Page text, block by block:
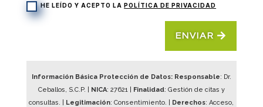
HE LEÍDO Y ACEPTO LA POLÍTICA DE PRIVACIDAD
ENVIAR
Información Básica Protección de Datos: Responsable: Dr.
Ceballos, S.C.P. |
NICA: 27621| Finalidad: Gestión de citas y
consultas. |
Legitimación: Consentimiento. | Derechos: Acceso,